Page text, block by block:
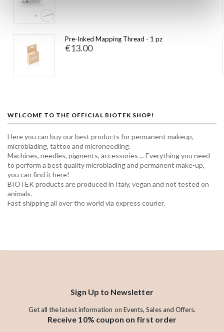
Pre-Inked Mapping Thread - 1 pz
€13.00
WELCOME TO THE OFFICIAL BIOTEK SHOP!
Here you can buy our best products for permanent makeup,
microblading, tattoo and microneedling.
Machines, needles, pigments, accessories ... Everything you need
to perform a best quality microblading and permanent make-up,
you can find it here!
BIOTEK products are produced in Italy, vegan and not tested on
animals.
Fast shipping all over the world via express courier.
Sign Up to Newsletter
Get all the latest information on Events, Sales and Offers.
Receive 10% coupon on first order